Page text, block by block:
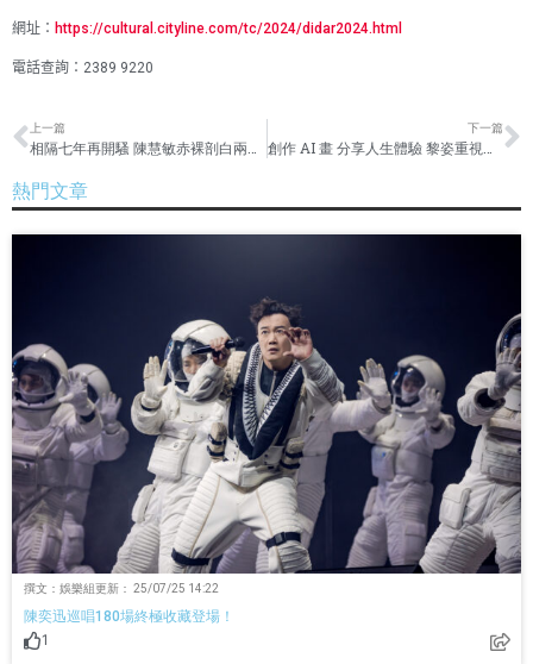
網址： https://cultural.cityline.com/tc/2024/didar2024.html
電話查詢： 2389 9220
上一篇 下一篇
熱門文章
撰文：娛樂組更新： 25/07/25 14:22
陳奕迅巡唱180場終極收藏登場！
1